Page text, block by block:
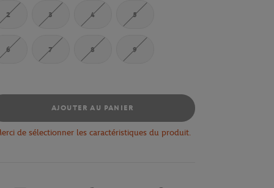
2 3 4 5
6 7 8 9
AJOUTER AU PANIER
de sélectionner les caractéristiques du produit.